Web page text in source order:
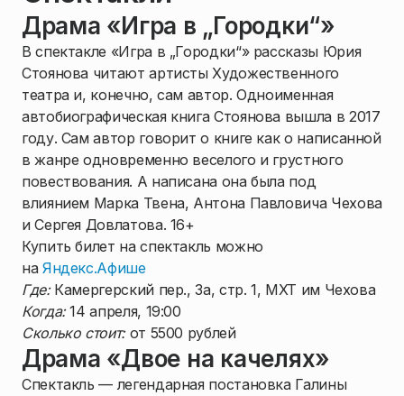
Драма «Игра в „Городки“»
В спектакле «Игра в „Городки“» рассказы Юрия
Стоянова читают артисты Художественного
театра и, конечно, сам автор. Одноименная
автобиографическая книга Стоянова вышла в 2017
году. Сам автор говорит о книге как о написанной
в жанре одновременно веселого и грустного
повествования. А написана она была под
влиянием Марка Твена, Антона Павловича Чехова
и Сергея Довлатова. 16+
Купить билет на спектакль можно
на Яндекс.Афише
Где:Камергерский пер., 3а, стр. 1, МХТ им Чехова
Когда:14 апреля, 19:00
Сколько стоит:от 5500 рублей
Драма «Двое на качелях»
Спектакль — легендарная постановка Галины